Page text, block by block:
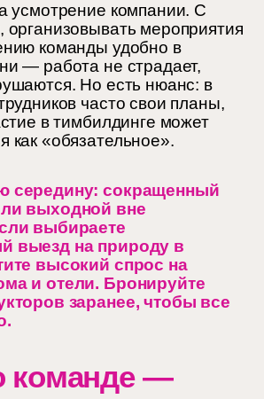
усмотрение компании. С
мероприятия
команды удобно в
— работа не страдает,
Но есть нюанс: в
часто свои планы,
в тимбилдинге может
как «обязательное».
середину: сокращенный
выходной вне
выбираете
выезд на природу в
высокий спрос на
и отели. Бронируйте
заранее, чтобы все
команде —